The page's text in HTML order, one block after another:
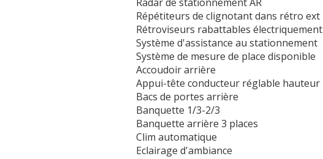
Répétiteurs de clignotant dans rétro ext
Rétroviseurs rabattables électriquement
Système d'assistance au stationnement
Système de mesure de place disponible
Accoudoir arrière
Appui-tête conducteur réglable hauteur
Bacs de portes arrière
Banquette 1/3-2/3
Banquette arrière 3 places
Clim automatique
Eclairage d'ambiance